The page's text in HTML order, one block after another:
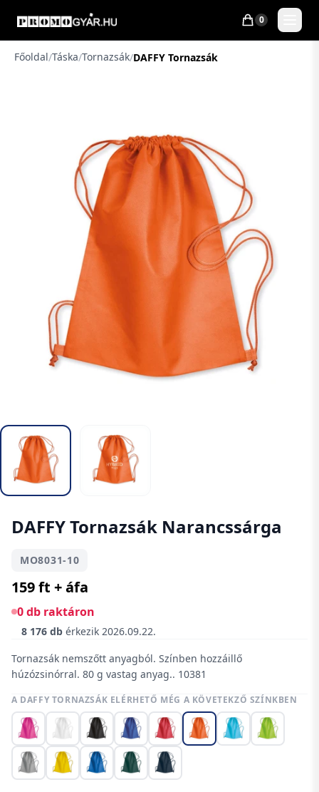
0
Főoldal/Táska/Tornazsák/DAFFY Tornazsák
DAFFY Tornazsák Narancssárga
MO8031-10
159 ft + áfa
0 db raktáron
8 176 db érkezik 2026.09.22.
Tornazsák nemszőtt anyagból. Színben hozzáillő
húzózsinórral. 80 g vastag anyag.. 10381
A DAFFY TORNAZSÁK ELÉRHETŐ MÉG A KÖVETEKZŐ SZÍNKBEN